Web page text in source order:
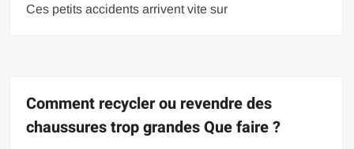
Ces petits accidents arrivent vite sur
Comment recycler ou revendre des
chaussures trop grandes Que faire ?